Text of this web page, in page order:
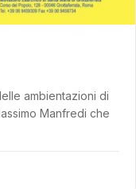
ambientazioni di
Manfredi che